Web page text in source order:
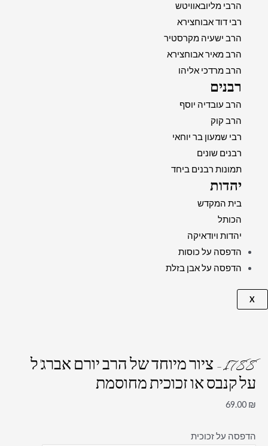
הרבי מליובאוויטש
רבי דוד אבוחצירא
הרב ישעיה מקרסטיר
הרב מאיר אבוחצירא
הרב מרדכי אליהו
רבנים
הרב עובדיה יוסף
הרב קוק
רבי שמעון בר יוחאי
רבנים שונים
תמונות רבנים ביחד
יהדות
בית המקדש
הכותל
יהדות ויודאיקה
הדפסה על כוסות
הדפסה על אבן בזלת
X
1788 – ציור מיוחד של הרב יורם אברג'ל
על קנבס או זכוכית מחוסמת
69.00 ₪
הדפסה על זכוכית